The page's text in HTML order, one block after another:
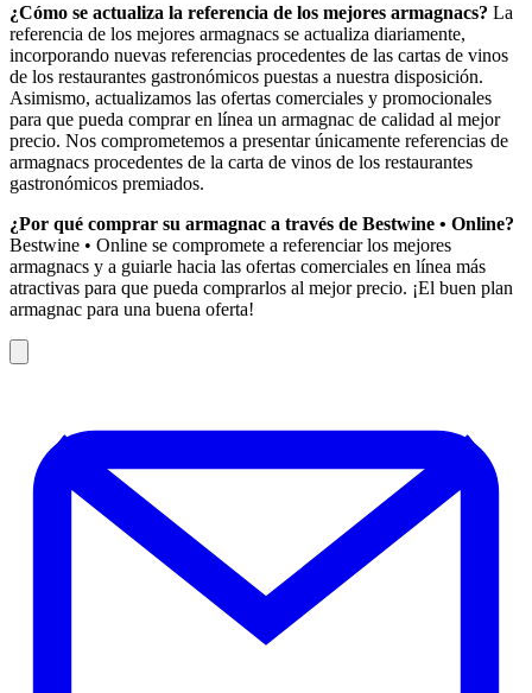
¿Cómo se actualiza la referencia de los mejores armagnacs? La
referencia de los mejores armagnacs se actualiza diariamente,
incorporando nuevas referencias procedentes de las cartas de vinos
de los restaurantes gastronómicos puestas a nuestra disposición.
Asimismo, actualizamos las ofertas comerciales y promocionales
para que pueda comprar en línea un armagnac de calidad al mejor
precio. Nos comprometemos a presentar únicamente referencias de
armagnacs procedentes de la carta de vinos de los restaurantes
gastronómicos premiados.
¿Por qué comprar su armagnac a través de Bestwine • Online?
Bestwine • Online se compromete a referenciar los mejores
armagnacs y a guiarle hacia las ofertas comerciales en línea más
atractivas para que pueda comprarlos al mejor precio. ¡El buen plan
armagnac para una buena oferta!